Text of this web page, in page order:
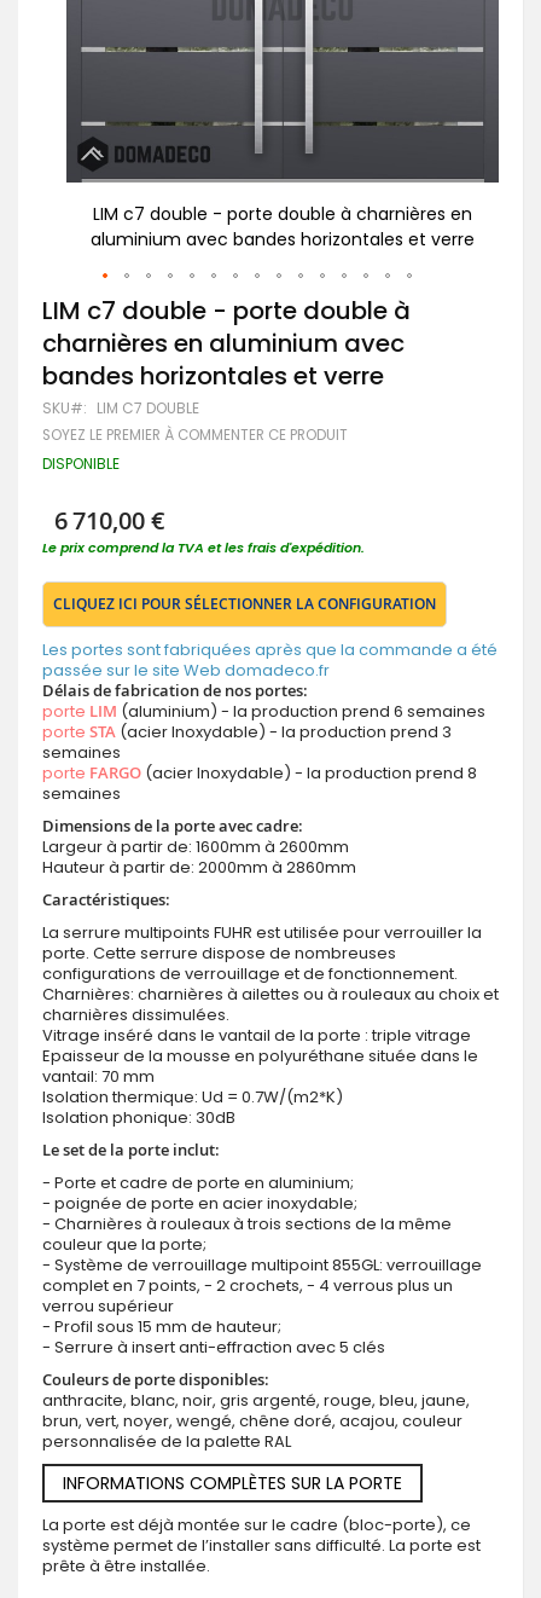
LIM c7 double - porte double à charnières en
aluminium avec bandes horizontales et verre
Passer
au
début
de
la
Galerie
d’images
LIM c7 double - porte double à
charnières en aluminium avec
bandes horizontales et verre
SKU LIM C7 DOUBLE
SOYEZ LE PREMIER À COMMENTER CE PRODUIT
DISPONIBLE
6 710,00 €
Le prix comprend la TVA et les frais d'expédition.
CLIQUEZ ICI POUR SÉLECTIONNER LA CONFIGURATION
Les portes sont fabriquées après que la commande a été
passée sur le site Web domadeco.fr
Délais de fabrication de nos portes:
porte LIM (aluminium) - la production prend 6 semaines
porte STA (acier Inoxydable) - la production prend 3
semaines
porte FARGO (acier Inoxydable) - la production prend 8
semaines
Dimensions de la porte avec cadre:
Largeur à partir de: 1600mm à 2600mm
Hauteur à partir de: 2000mm à 2860mm
Caractéristiques:
La serrure multipoints FUHR est utilisée pour verrouiller la
porte. Cette serrure dispose de nombreuses
configurations de verrouillage et de fonctionnement.
Charnières: charnières à ailettes ou à rouleaux au choix et
charnières dissimulées.
Vitrage inséré dans le vantail de la porte : triple vitrage
Epaisseur de la mousse en polyuréthane située dans le
vantail: 70 mm
Isolation thermique: Ud = 0.7W/(m2*K)
Isolation phonique: 30dB
Le set de la porte inclut:
- Porte et cadre de porte en aluminium;
- poignée de porte en acier inoxydable;
- Charnières à rouleaux à trois sections de la même
couleur que la porte;
- Système de verrouillage multipoint 855GL: verrouillage
complet en 7 points, - 2 crochets, - 4 verrous plus un
verrou supérieur
- Profil sous 15 mm de hauteur;
- Serrure à insert anti-effraction avec 5 clés
Couleurs de porte disponibles:
anthracite, blanc, noir, gris argenté, rouge, bleu, jaune,
brun, vert, noyer, wengé, chêne doré, acajou, couleur
personnalisée de la palette RAL
INFORMATIONS COMPLÈTES SUR LA PORTE
La porte est déjà montée sur le cadre (bloc-porte), ce
système permet de l’installer sans difficulté. La porte est
prête à être installée.